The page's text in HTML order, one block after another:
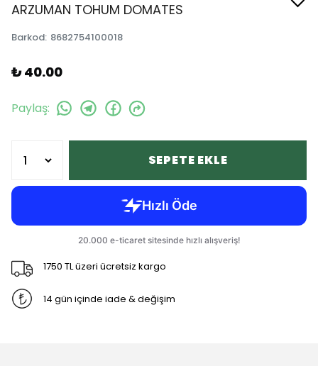
ARZUMAN TOHUM DOMATES
Barkod: 8682754100018
₺ 40.00
Paylaş:
SEPETE EKLE
1750 TL üzeri ücretsiz kargo
14 gün içinde iade & değişim